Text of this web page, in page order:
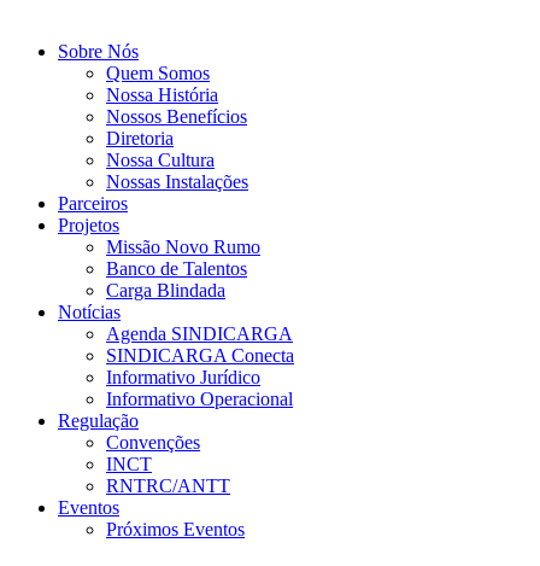
Sobre Nós
Quem Somos
Nossa História
Nossos Benefícios
Diretoria
Nossa Cultura
Nossas Instalações
Parceiros
Projetos
Missão Novo Rumo
Banco de Talentos
Carga Blindada
Notícias
Agenda SINDICARGA
SINDICARGA Conecta
Informativo Jurídico
Informativo Operacional
Regulação
Convenções
INCT
RNTRC/ANTT
Eventos
Próximos Eventos